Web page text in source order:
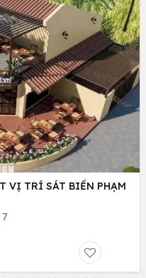
VỊ TRÍ SÁT BIỂN PHẠM
7